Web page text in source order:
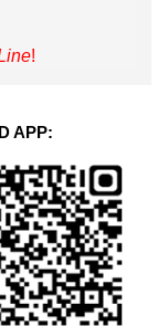
!
APP: